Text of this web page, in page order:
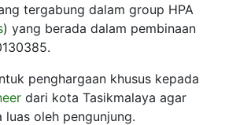
tergabung dalam group HPA
) yang berada dalam pembinaan
penghargaan khusus kepada
dari kota Tasikmalaya agar
luas oleh pengunjung.